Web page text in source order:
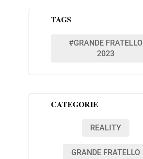
TAGS
#GRANDE FRATELLO
2023
CATEGORIE
REALITY
GRANDE FRATELLO